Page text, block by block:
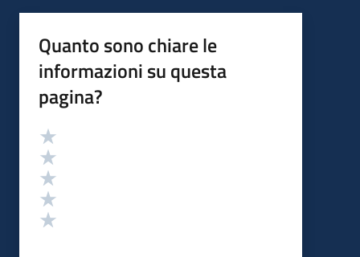
Quanto sono chiare le
informazioni su questa
pagina?
Valutazione